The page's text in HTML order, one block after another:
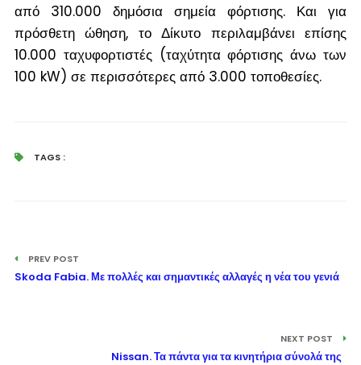
από 310.000 δημόσια σημεία φόρτισης. Και για
πρόσθετη ώθηση, το Δίκυτο περιλαμβάνει επίσης
10.000 ταχυφορτιστές (ταχύτητα φόρτισης άνω των
100 kW) σε περισσότερες από 3.000 τοποθεσίες.
TAGS :
PREV POST
Skoda Fabia. Με πολλές και σημαντικές αλλαγές η νέα του γενιά
NEXT POST
Nissan. Τα πάντα για τα κινητήρια σύνολά της